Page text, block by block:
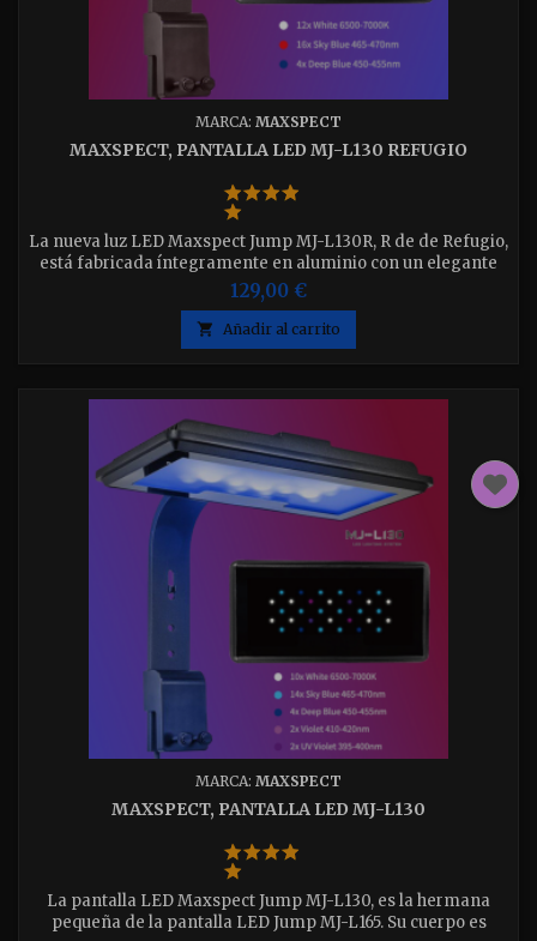
MARCA: MAXSPECT
MAXSPECT, PANTALLA LED MJ-L130 REFUGIO
La nueva luz LED Maxspect Jump MJ-L130R, R de de Refugio,
está fabricada íntegramente en aluminio con un elegante
acabado mate. Con una construcción completamente
sellada para una máxima seguridad y un diseño sin
ventilador para una refrigeración pasiva, es ideal para su
uso en entornos húmedos y de agua salada, como los
129,00 €
 Añadir al carrito
MARCA: MAXSPECT
MAXSPECT, PANTALLA LED MJ-L130
La pantalla LED Maxspect Jump MJ-L130, es la hermana
pequeña de la pantalla LED Jump MJ-L165. Su cuerpo es